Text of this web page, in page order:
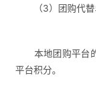
（3）团购代替
本地团购平台的
平台积分。